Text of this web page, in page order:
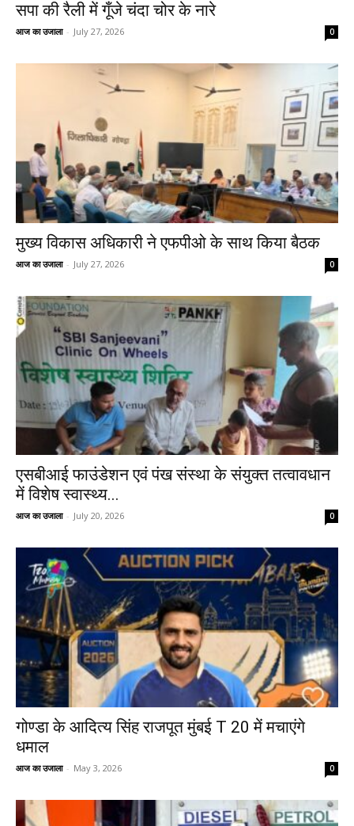
सपा की रैली में गूँजे चंदा चोर के नारे
आज का उजाला - July 27, 2026 0
मुख्य विकास अधिकारी ने एफपीओ के साथ किया बैठक
आज का उजाला - July 27, 2026 0
एसबीआई फाउंडेशन एवं पंख संस्था के संयुक्त तत्वावधान
में विशेष स्वास्थ्य...
आज का उजाला - July 20, 2026 0
गोण्डा के आदित्य सिंह राजपूत मुंबई T 20 में मचाएंगे
धमाल
आज का उजाला - May 3, 2026 0